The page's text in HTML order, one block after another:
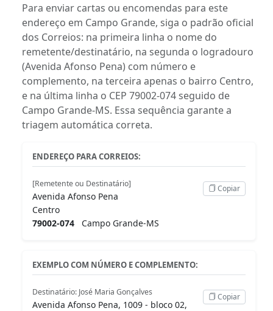
Para enviar cartas ou encomendas para este
endereço em Campo Grande, siga o padrão oficial
dos Correios: na primeira linha o nome do
remetente/destinatário, na segunda o logradouro
(Avenida Afonso Pena) com número e
complemento, na terceira apenas o bairro Centro,
e na última linha o CEP 79002-074 seguido de
Campo Grande-MS. Essa sequência garante a
triagem automática correta.
ENDEREÇO PARA CORREIOS:
[Remetente ou Destinatário]
Avenida Afonso Pena
Centro
79002-074 Campo Grande-MS
Copiar
EXEMPLO COM NÚMERO E COMPLEMENTO:
Destinatário: José Maria Gonçalves
Avenida Afonso Pena, 1009 - bloco 02,
Copiar